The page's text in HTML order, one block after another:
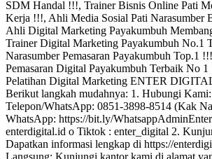
SDM Handal !!!, Trainer Bisnis Online Pati
Kerja !!!, Ahli Media Sosial Pati Narasumber
Ahli Digital Marketing Payakumbuh
Trainer Digital Marketing Payakumbuh No.1
Narasumber Pemasaran Payakumbuh Top.1
Pemasaran Digital Payakumbuh Terbaik No
Pelatihan Digital Marketing ENTER
Berikut langkah mudahnya: 1. Hubungi
Telepon/WhatsApp: 0851-3898-8514 (Kak
WhatsApp: https://bit.ly/
enterdigital.id o Tiktok : enter_digital 2.
Dapatkan informasi lengkap di https://